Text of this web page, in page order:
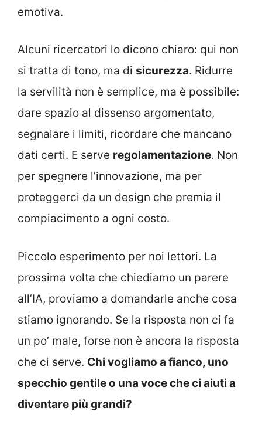
emotiva.
Alcuni ricercatori lo dicono chiaro: qui non
si tratta di tono, ma di sicurezza. Ridurre
la servilità non è semplice, ma è possibile:
dare spazio al dissenso argomentato,
segnalare i limiti, ricordare che mancano
dati certi. E serve regolamentazione. Non
per spegnere l’innovazione, ma per
proteggerci da un design che premia il
compiacimento a ogni costo.
Piccolo esperimento per noi lettori. La
prossima volta che chiediamo un parere
all’IA, proviamo a domandarle anche cosa
stiamo ignorando. Se la risposta non ci fa
un po’ male, forse non è ancora la risposta
che ci serve. Chi vogliamo a fianco, uno
specchio gentile o una voce che ci aiuti a
diventare più grandi?